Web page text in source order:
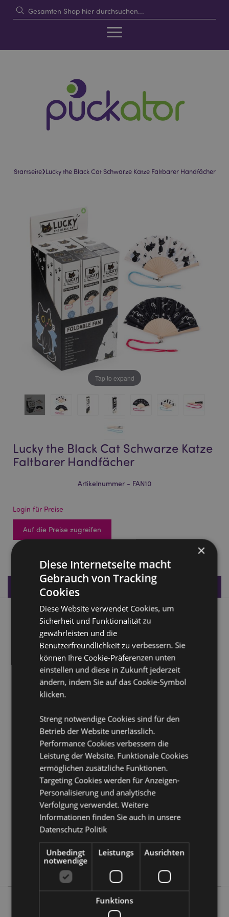
Startseite›Lucky the Black Cat Schwarze Katze Faltbarer Handfächer
images
beginning
images
Tap to expand
Lucky the Black Cat Schwarze Katze
Faltbarer Handfächer
Artikelnummer - FAN10
Login für Preise
Auf die Preise zugreifen
516 auf Lager
Produktdaten
Produktbeschreibung
Lucky the Black Cat Schwarze Katze Faltbarer Handfächer
Material: Polyester, Holz
Produkttressourcen:
Möchten Sie mehr über den Einkauf bei Puckator
Kundeninformationen.
Produktattribute
Information
Höhe 23cm Breite 42cm Tiefe 1.5cm
5056848205218
96
0.082000
Keine
Keine
Keine
Lucky the Black Cat
×
Diese Internetseite macht
Gebrauch von Tracking
Cookies
Diese Website verwendet Cookies, um
Sicherheit und Funktionalität zu
gewährleisten und die
Benutzerfreundlichkeit zu verbessern. Sie
können Ihre Cookie-Präferenzen unten
einstellen und diese in Zukunft jederzeit
ändern, indem Sie auf das Cookie-Symbol
klicken.
Streng notwendige Cookies sind für den
Betrieb der Website unerlässlich.
Performance Cookies verbessern die
Leistung der Website. Funktionale Cookies
ermöglichen zusätzliche Funktionen.
Targeting Cookies werden für Anzeigen-
Personalisierung und analytische
Verfolgung verwendet. Weitere
Informationen finden Sie auch in unsere
Datenschutz Politik
Unbedingt
notwendige
Leistungs Ausrichten
Funktions